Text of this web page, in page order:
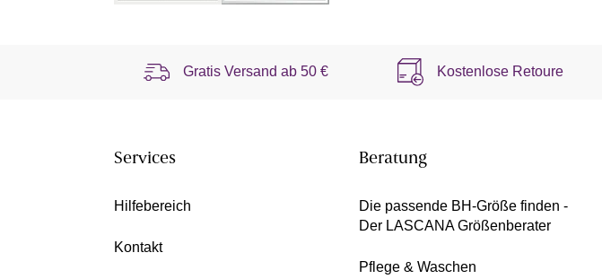
Gratis Versand ab50 € Kostenlose Retoure
Services
Hilfebereich
Kontakt
Beratung
Die passende BH-Größe finden -
Der LASCANA Größenberater
Pflege & Waschen